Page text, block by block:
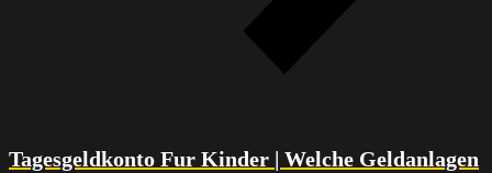
Tagesgeldkonto Fur Kinder | Welche Geldanlagen